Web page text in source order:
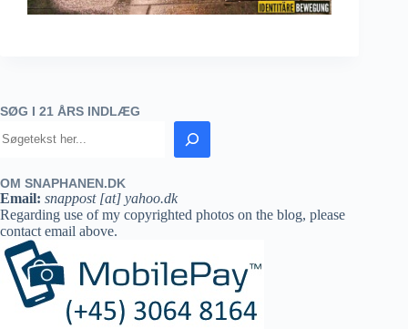
SØG I 21 ÅRS INDLÆG
OM SNAPHANEN.DK
Email: snappost [at] yahoo.dk
Regarding use of my copyrighted photos on the blog, please
contact email above.